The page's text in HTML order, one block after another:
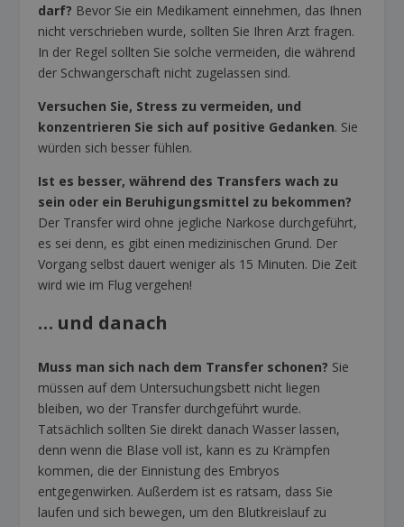
darf? Bevor Sie ein Medikament einnehmen, das Ihnen
nicht verschrieben wurde, sollten Sie Ihren Arzt fragen.
In der Regel sollten Sie solche vermeiden, die während
der Schwangerschaft nicht zugelassen sind.
Versuchen Sie, Stress zu vermeiden, und
konzentrieren Sie sich auf positive Gedanken. Sie
würden sich besser fühlen.
Ist es besser, während des Transfers wach zu
sein oder ein Beruhigungsmittel zu bekommen?
Der Transfer wird ohne jegliche Narkose durchgeführt,
es sei denn, es gibt einen medizinischen Grund. Der
Vorgang selbst dauert weniger als 15 Minuten. Die Zeit
wird wie im Flug vergehen!
… und danach
Muss man sich nach dem Transfer schonen? Sie
müssen auf dem Untersuchungsbett nicht liegen
bleiben, wo der Transfer durchgeführt wurde.
Tatsächlich sollten Sie direkt danach Wasser lassen,
denn wenn die Blase voll ist, kann es zu Krämpfen
kommen, die der Einnistung des Embryos
entgegenwirken. Außerdem ist es ratsam, dass Sie
laufen und sich bewegen, um den Blutkreislauf zu